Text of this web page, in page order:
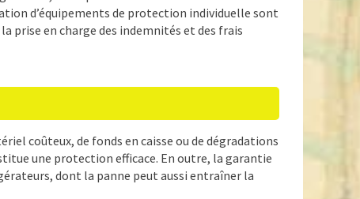
d’équipements de protection individuelle sont
prise en charge des indemnités et des frais
coûteux, de fonds en caisse ou de dégradations
une protection efficace. En outre, la garantie
dont la panne peut aussi entraîner la